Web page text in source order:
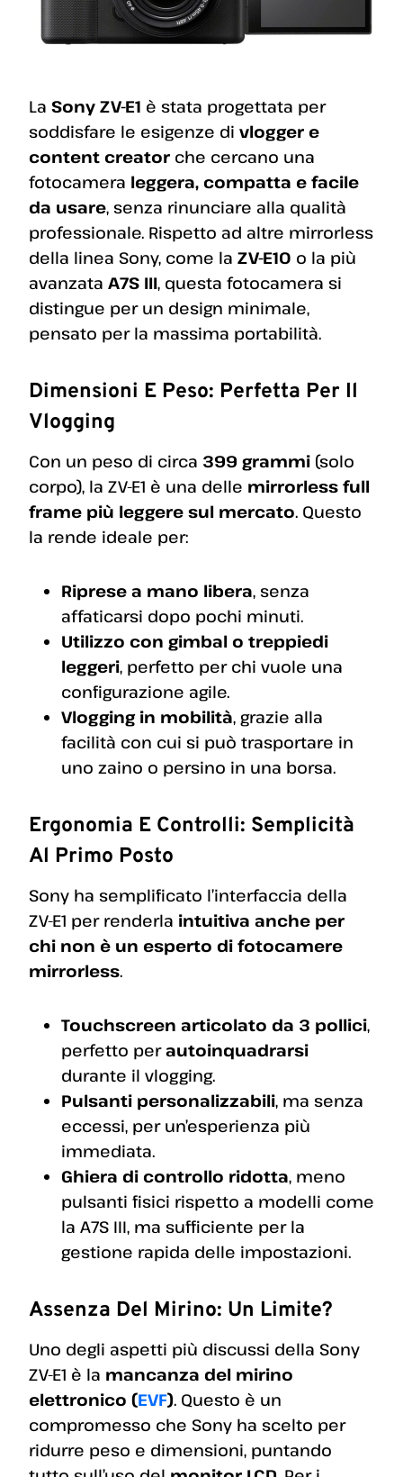
La Sony ZV-E1 è stata progettata per
soddisfare le esigenze di vlogger e
content creator che cercano una
fotocamera leggera, compatta e facile
da usare, senza rinunciare alla qualità
professionale. Rispetto ad altre mirrorless
della linea Sony, come la ZV-E10 o la più
avanzata A7S III, questa fotocamera si
distingue per un design minimale,
pensato per la massima portabilità.
Dimensioni E Peso: Perfetta Per Il
Vlogging
Con un peso di circa 399 grammi (solo
corpo), la ZV-E1 è una delle mirrorless full
frame più leggere sul mercato. Questo
la rende ideale per:
Riprese a mano libera, senza
affaticarsi dopo pochi minuti.
Utilizzo con gimbal o treppiedi
leggeri, perfetto per chi vuole una
configurazione agile.
Vlogging in mobilità, grazie alla
facilità con cui si può trasportare in
uno zaino o persino in una borsa.
Ergonomia E Controlli: Semplicità
Al Primo Posto
Sony ha semplificato l’interfaccia della
ZV-E1 per renderla intuitiva anche per
chi non è un esperto di fotocamere
mirrorless.
Touchscreen articolato da 3 pollici,
perfetto perautoinquadrarsi
durante il vlogging.
Pulsanti personalizzabili, ma senza
eccessi, per un’esperienza più
immediata.
Ghiera di controllo ridotta, meno
pulsanti fisici rispetto a modelli come
la A7S III, ma sufficiente per la
gestione rapida delle impostazioni.
Assenza Del Mirino: Un Limite?
Uno degli aspetti più discussi della Sony
ZV-E1 è la mancanza del mirino
elettronico (EVF). Questo è un
compromesso che Sony ha scelto per
ridurre peso e dimensioni, puntando